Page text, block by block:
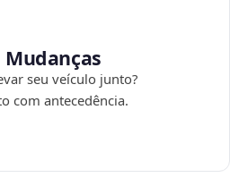
seu veículo junto?
com antecedência.